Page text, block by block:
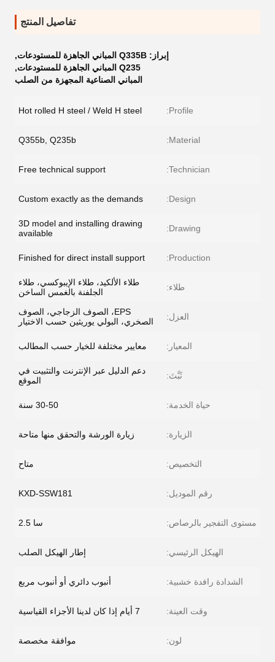
تفاصيل المنتج
إبراز: Q335B المباني الجاهزة للمستودعات
,
Q235 المباني الجاهزة للمستودعات
,
المباني الصناعية المجهزة من الصلب
Profile:
Hot rolled H steel / Weld H steel
Material:
Q355b, Q235b
Technician:
Free technical support
Design:
Custom exactly as the demands
Drawing:
3D model and installing drawing
available
Production:
Finished for direct install support
طلاء:
طلاء الألكيد، طلاء الإيبوكسي، طلاء
الجلفنة بالغمس الساخن
العزل:
EPS، الصوف الزجاجي، الصوف
الصخري، البولي يوريثين حسب الاختيار
المعيار: معايير مختلفة للخيار حسب المطالب
ثَبَّتَ:
دعم الدليل عبر الإنترنت والتثبيت في
الموقع
حياة الخدمة: 30-50 سنة
الزيارة: زيارة الورشة والتحقق منها متاحة
التخصيص: متاح
رقم الموديل: KXD-SSW181
مستوى التفجير بالرصاص: سا 2.5
الهيكل الرئيسي: إطار الهيكل الصلب
الشدادة رافدة خشبية: أنبوب دائري أو أنبوب مربع
وقت العينة: 7 أيام إذا كان لدينا الأجزاء القياسية
لون: موافقة مخصصة